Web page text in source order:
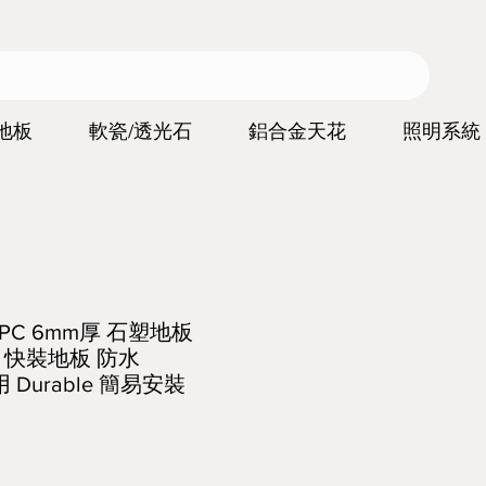
板 軟瓷/透光石 鋁合金天花 照明系統
6mm厚 石塑地板
裝地板 防水
Durable 簡易安裝